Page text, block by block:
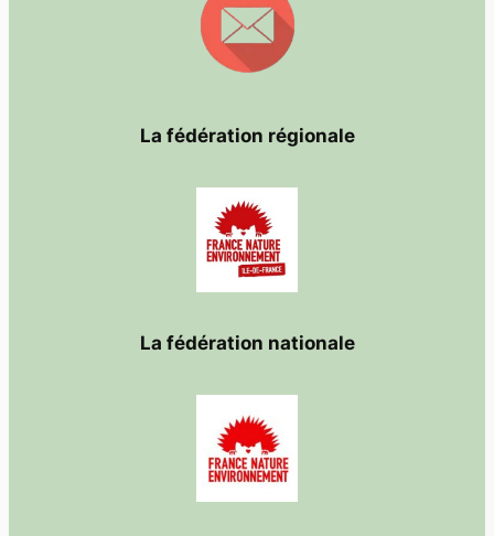
La fédération régionale
La fédération nationale